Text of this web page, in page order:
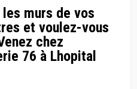
murs de vos
et voulez-vous
chez
76 à Lhopital